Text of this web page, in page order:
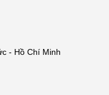
- Hồ Chí Minh